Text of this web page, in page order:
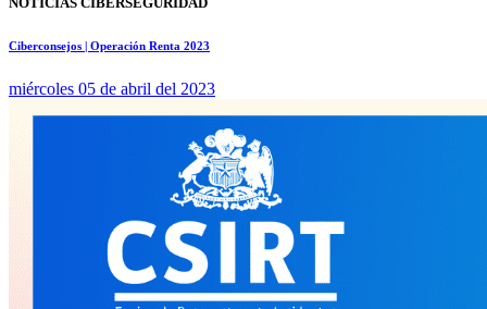
Ciberconsejos | Operación Renta 2023
miércoles 05 de abril del 2023